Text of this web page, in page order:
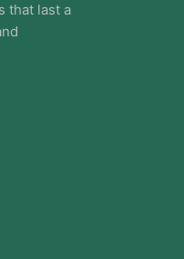
that last a